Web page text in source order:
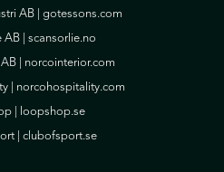
AB | gotessons.com
| scansorlie.no
| norcointerior.com
| norcohospitality.com
|
loopshop.se
| clubofsport.se